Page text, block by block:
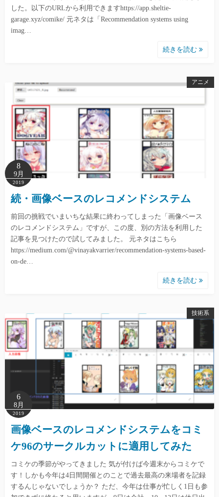
した。以下のURLから利用できますhttps://app.sheltie-
garage.xyz/comike/ 元ネタは「Recommendation systems using
imag…
続きを読む
アニメ
8
9月
2019
続・画像ベースのレコメンドシステム
前回の挑戦でいまいちな結果に終わってしまった「画像ベース
のレコメンドシステム」ですが、この度、別の方法を利用した
記事を見つけたので試してみました。 元ネタはこちら
https://medium.com/@vinayakvarrier/recommendation-systems-based-
on-de…
続きを読む
技術系
6
8月
2019
画像ベースのレコメンドシステムをコミ
ケ96のサークルカットに適用してみた
コミケの季節がやってきました 気が付けば今週末からコミケで
す！しかも今年は4日間開催とのことで過去最高の来場者を記録
するんじゃないでしょうか？ ただ、今年は仕事が忙しく1日も参